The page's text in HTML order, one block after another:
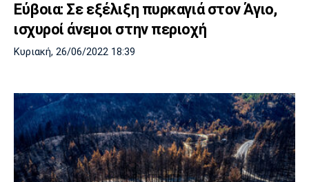
Εύβοια: Σε εξέλιξη πυρκαγιά στον Άγιο,
ισχυροί άνεμοι στην περιοχή
Κυριακή, 26/06/2022 18:39